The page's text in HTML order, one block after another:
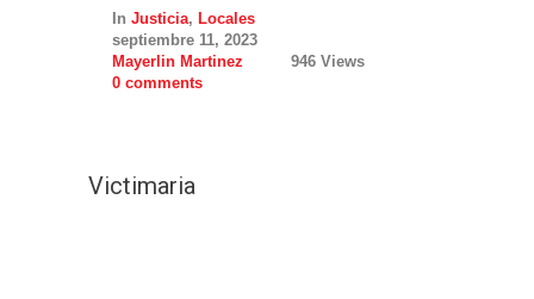
In Justicia, Locales
septiembre 11, 2023
Mayerlin Martinez
946 Views
0 comments
Victimaria